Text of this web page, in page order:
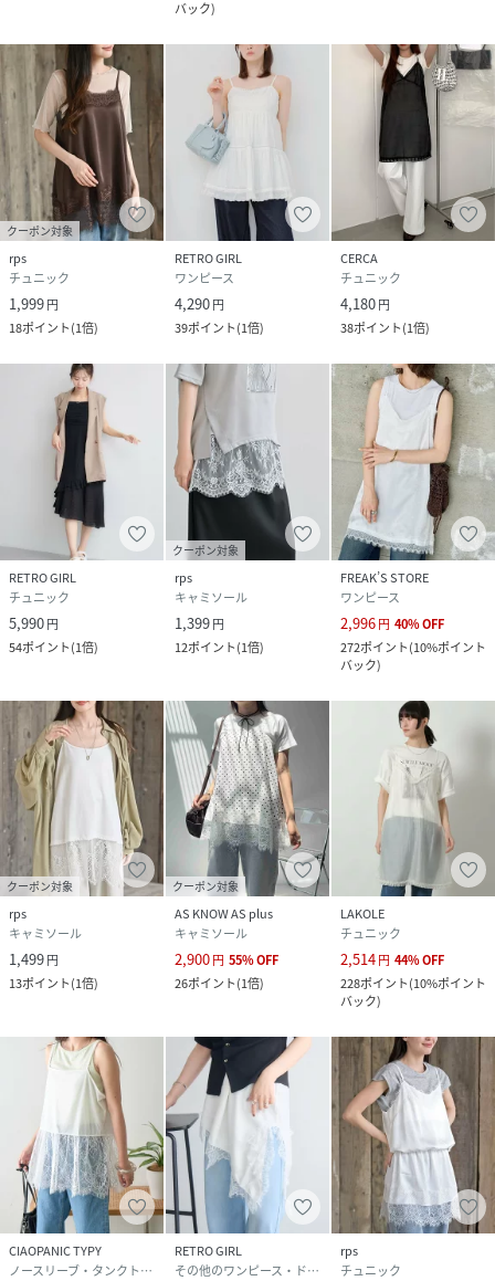
バック)
クーポン対象
rps
チュニック
1,999円
18ポイント(1倍)
RETRO GIRL
ワンピース
4,290円
39ポイント(1倍)
CERCA
チュニック
4,180円
38ポイント(1倍)
RETRO GIRL
チュニック
5,990円
54ポイント(1倍)
クーポン対象
rps
キャミソール
1,399円
12ポイント(1倍)
FREAK’S STORE
ワンピース
2,996円 40%OFF
272ポイント(10%ポイント
バック)
クーポン対象
rps
キャミソール
1,499円
13ポイント(1倍)
クーポン対象
AS KNOW AS plus
キャミソール
2,900円 55%OFF
26ポイント(1倍)
LAKOLE
チュニック
2,514円 44%OFF
228ポイント(10%ポイント
バック)
CIAOPANIC TYPY
ノースリーブ・タンクトップ
RETRO GIRL
その他のワンピース・ドレス
rps
チュニック